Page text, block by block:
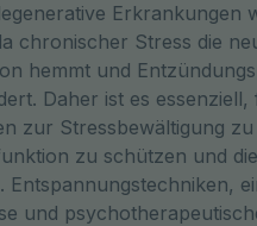
Erkrankungen
chronischer Stress die
hemmt und
Daher ist es essenziell,
zur Stressbewältigung
zu schützen und
Entspannungstechniken,
und